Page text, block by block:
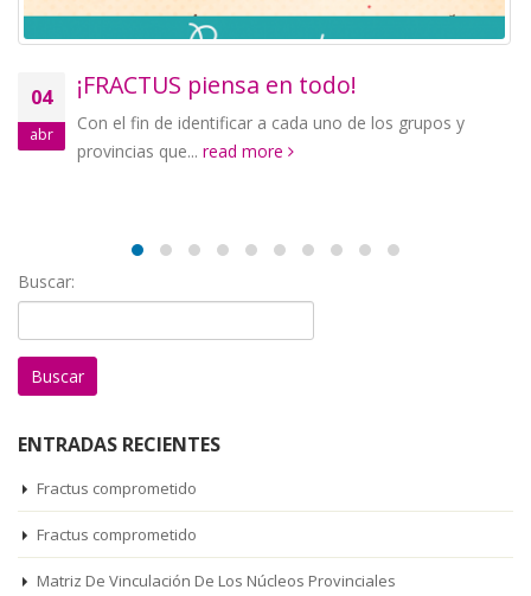
¡FRACTUS piensa en todo!
Con el fin de identificar a cada uno de los grupos y
provincias que...read more
Buscar:
ENTRADAS RECIENTES
Fractus comprometido
Fractus comprometido
Matriz De Vinculación De Los Núcleos Provinciales